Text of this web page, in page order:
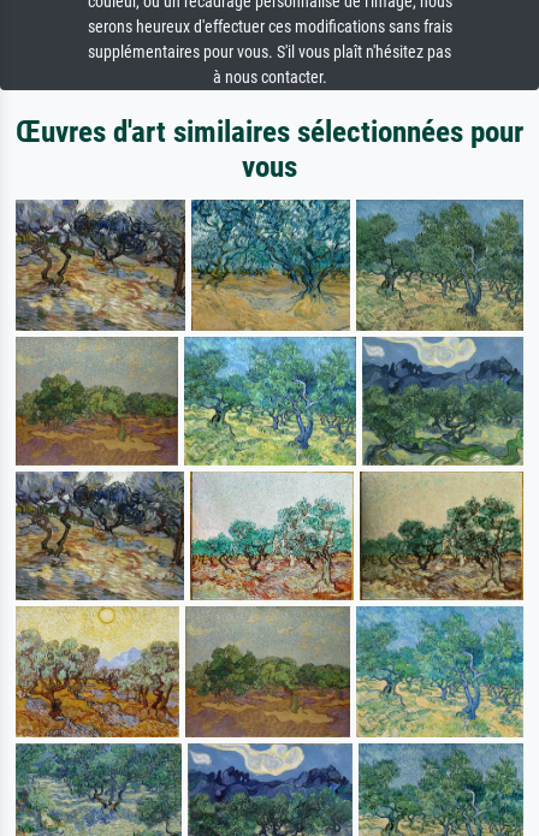
serons heureux d'effectuer ces modifications sans frais
supplémentaires pour vous. S'il vous plaît n'hésitez pas
à nous contacter.
Œuvres d'art similaires sélectionnées pour
vous